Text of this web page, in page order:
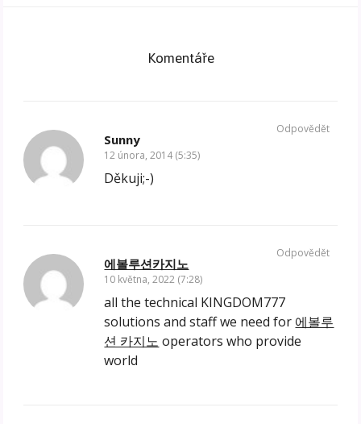
Komentáře
Sunny
12 února, 2014 (5:35)
Děkuji;-)
Odpovědět
에볼루션카지노
10 května, 2022 (7:28)
all the technical KINGDOM777
solutions and staff we need for 에볼루
션 카지노 operators who provide
world
Odpovědět